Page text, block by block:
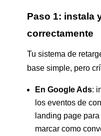
Paso 1: instala
correctamente
Tu sistema de
base simple, pero
En Google Ads:
los eventos de
landing page
marcar como